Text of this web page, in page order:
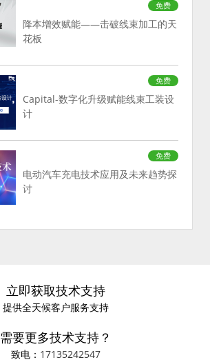
免费
降本增效赋能——击破线束加工的天
花板
免费
Capital-数字化升级赋能线束工装设
计
免费
电动汽车充电技术应用及未来趋势探
讨
立即获取技术支持
提供全天候客户服务支持
需要更多技术支持？
致电： 17135242547